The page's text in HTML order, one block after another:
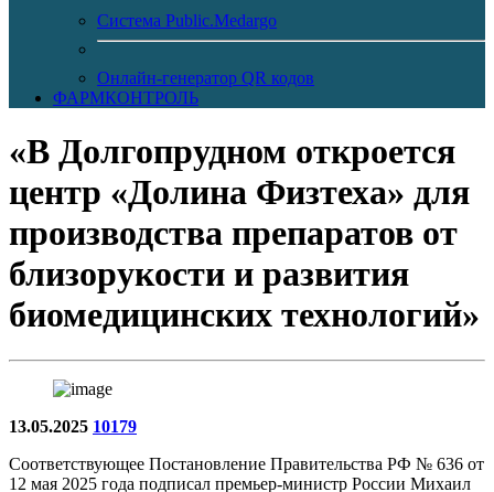
Система Public.Medargo
Онлайн-генератор QR кодов
ФАРМКОНТРОЛЬ
«В Долгопрудном откроется
центр «Долина Физтеха» для
производства препаратов от
близорукости и развития
биомедицинских технологий»
13.05.2025 10179
Соответствующее Постановление Правительства РФ № 636 от
12 мая 2025 года подписал премьер-министр России Михаил